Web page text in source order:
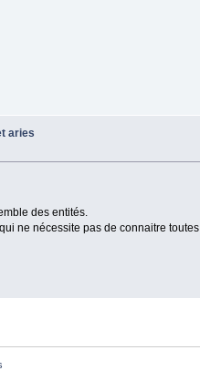
aries
des entités.
ne nécessite pas de connaitre